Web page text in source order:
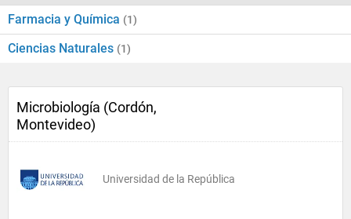
Farmacia y Química (1)
Ciencias Naturales (1)
Microbiología (Cordón,
Montevideo)
Universidad de la República